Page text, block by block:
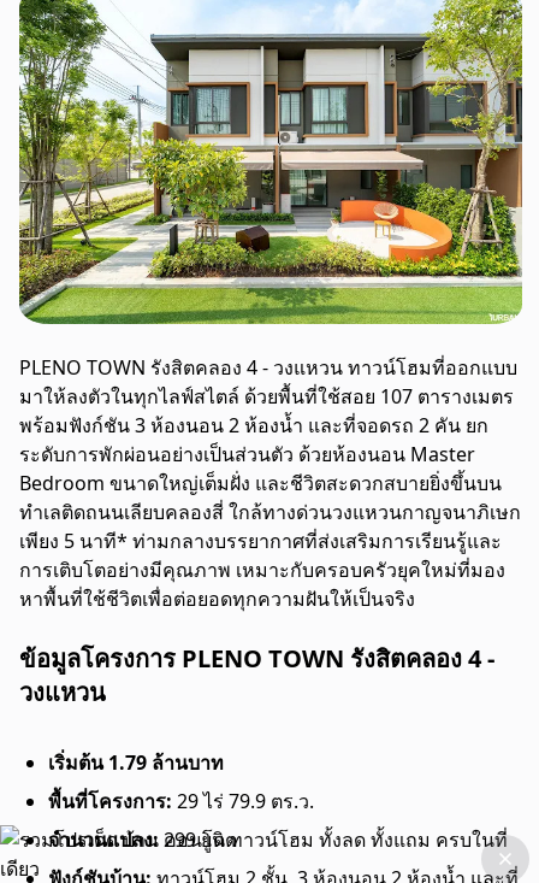
PLENO TOWN รังสิตคลอง 4 - วงแหวน ทาวน์โฮมที่ออกแบบ
มาให้ลงตัวในทุกไลฟ์สไตล์ ด้วยพื้นที่ใช้สอย 107 ตารางเมตร
พร้อมฟังก์ชัน 3 ห้องนอน 2 ห้องน้ำ และที่จอดรถ 2 คัน ยก
ระดับการพักผ่อนอย่างเป็นส่วนตัว ด้วยห้องนอน Master
Bedroom ขนาดใหญ่เต็มฝั่ง และชีวิตสะดวกสบายยิ่งขึ้นบน
ทำเลติดถนนเลียบคลองสี่ ใกล้ทางด่วนวงแหวนกาญจนาภิเษก
เพียง 5 นาที* ท่ามกลางบรรยากาศที่ส่งเสริมการเรียนรู้และ
การเติบโตอย่างมีคุณภาพ เหมาะกับครอบครัวยุคใหม่ที่มอง
หาพื้นที่ใช้ชีวิตเพื่อต่อยอดทุกความฝันให้เป็นจริง
ข้อมูลโครงการ PLENO TOWN รังสิตคลอง 4 -
วงแหวน
เริ่มต้น 1.79 ล้านบาท
พื้นที่โครงการ: 29 ไร่ 79.9 ตร.ว.
จำนวนแปลง:299 ยูนิต